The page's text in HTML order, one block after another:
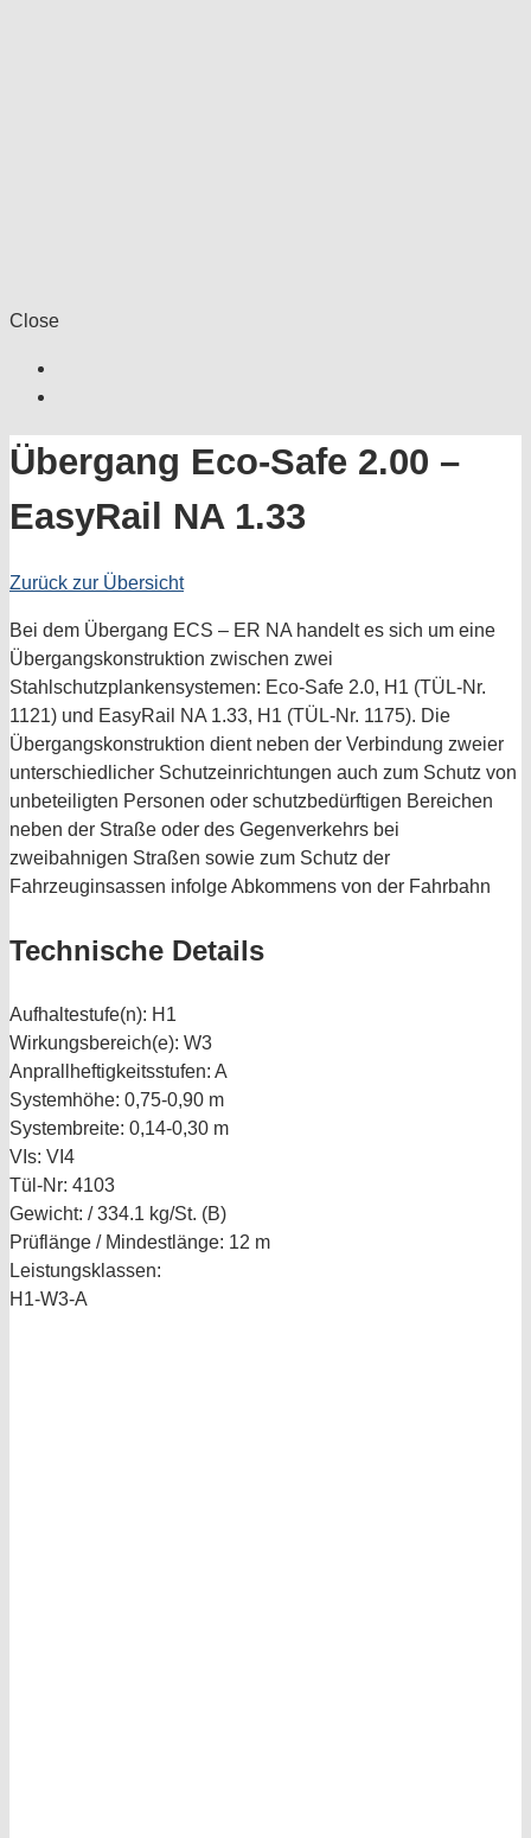
Close
Übergang Eco-Safe 2.00 –
EasyRail NA 1.33
Zurück zur Übersicht
Bei dem Übergang ECS – ER NA handelt es sich um eine
Übergangskonstruktion zwischen zwei
Stahlschutzplankensystemen: Eco-Safe 2.0, H1 (TÜL-Nr.
1121) und EasyRail NA 1.33, H1 (TÜL-Nr. 1175). Die
Übergangskonstruktion dient neben der Verbindung zweier
unterschiedlicher Schutzeinrichtungen auch zum Schutz von
unbeteiligten Personen oder schutzbedürftigen Bereichen
neben der Straße oder des Gegenverkehrs bei
zweibahnigen Straßen sowie zum Schutz der
Fahrzeuginsassen infolge Abkommens von der Fahrbahn
Technische Details
Aufhaltestufe(n): H1
Wirkungsbereich(e): W3
Anprallheftigkeitsstufen: A
Systemhöhe: 0,75-0,90 m
Systembreite: 0,14-0,30 m
VIs: VI4
Tül-Nr: 4103
Gewicht: / 334.1 kg/St. (B)
Prüflänge / Mindestlänge: 12 m
Leistungsklassen:
H1-W3-A